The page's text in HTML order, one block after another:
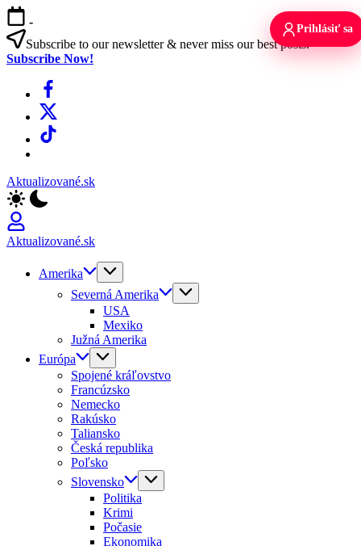
Skip
to
content
-
Subscribe to our newsletter & never miss our best posts.
Subscribe Now!
Facebook
X
TikTok
Aktualizované.sk
Aktualizované.sk
Amerika
Severná Amerika
USA
Mexiko
Južná Amerika
Európa
Spojené kráľovstvo
Francúzsko
Nemecko
Rakúsko
Taliansko
Česká republika
Poľsko
Slovensko
Politika
Krimi
Počasie
Ekonomika
Prihlásiť sa